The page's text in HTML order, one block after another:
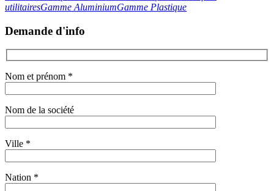
utilitairesGamme AluminiumGamme Plastique
Demande d'info
Nom et prénom *
Nom de la société
Ville *
Nation *